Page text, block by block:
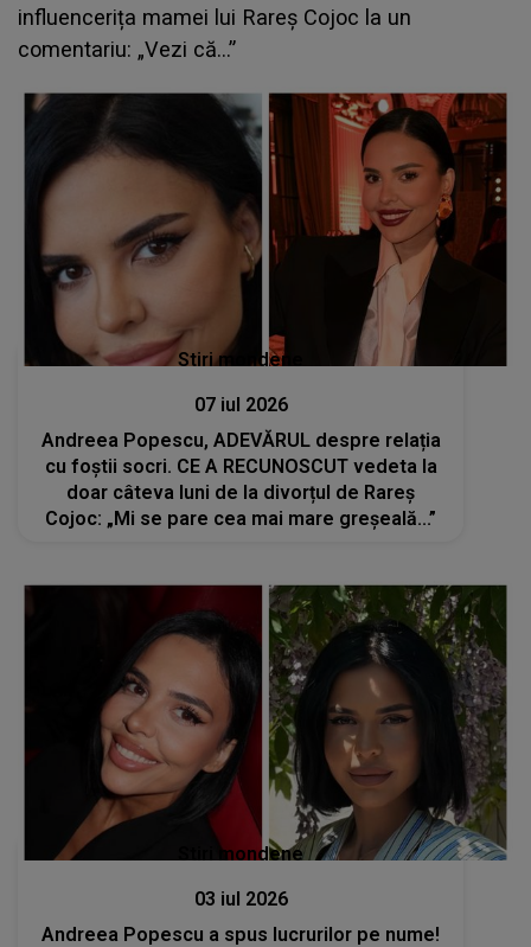
influencerița mamei lui Rareș Cojoc la un
comentariu: „Vezi că...”
Stiri mondene
07 iul 2026
Andreea Popescu, ADEVĂRUL despre relația
cu foștii socri. CE A RECUNOSCUT vedeta la
doar câteva luni de la divorțul de Rareș
Cojoc: „Mi se pare cea mai mare greșeală...”
Stiri mondene
03 iul 2026
Andreea Popescu a spus lucrurilor pe nume!